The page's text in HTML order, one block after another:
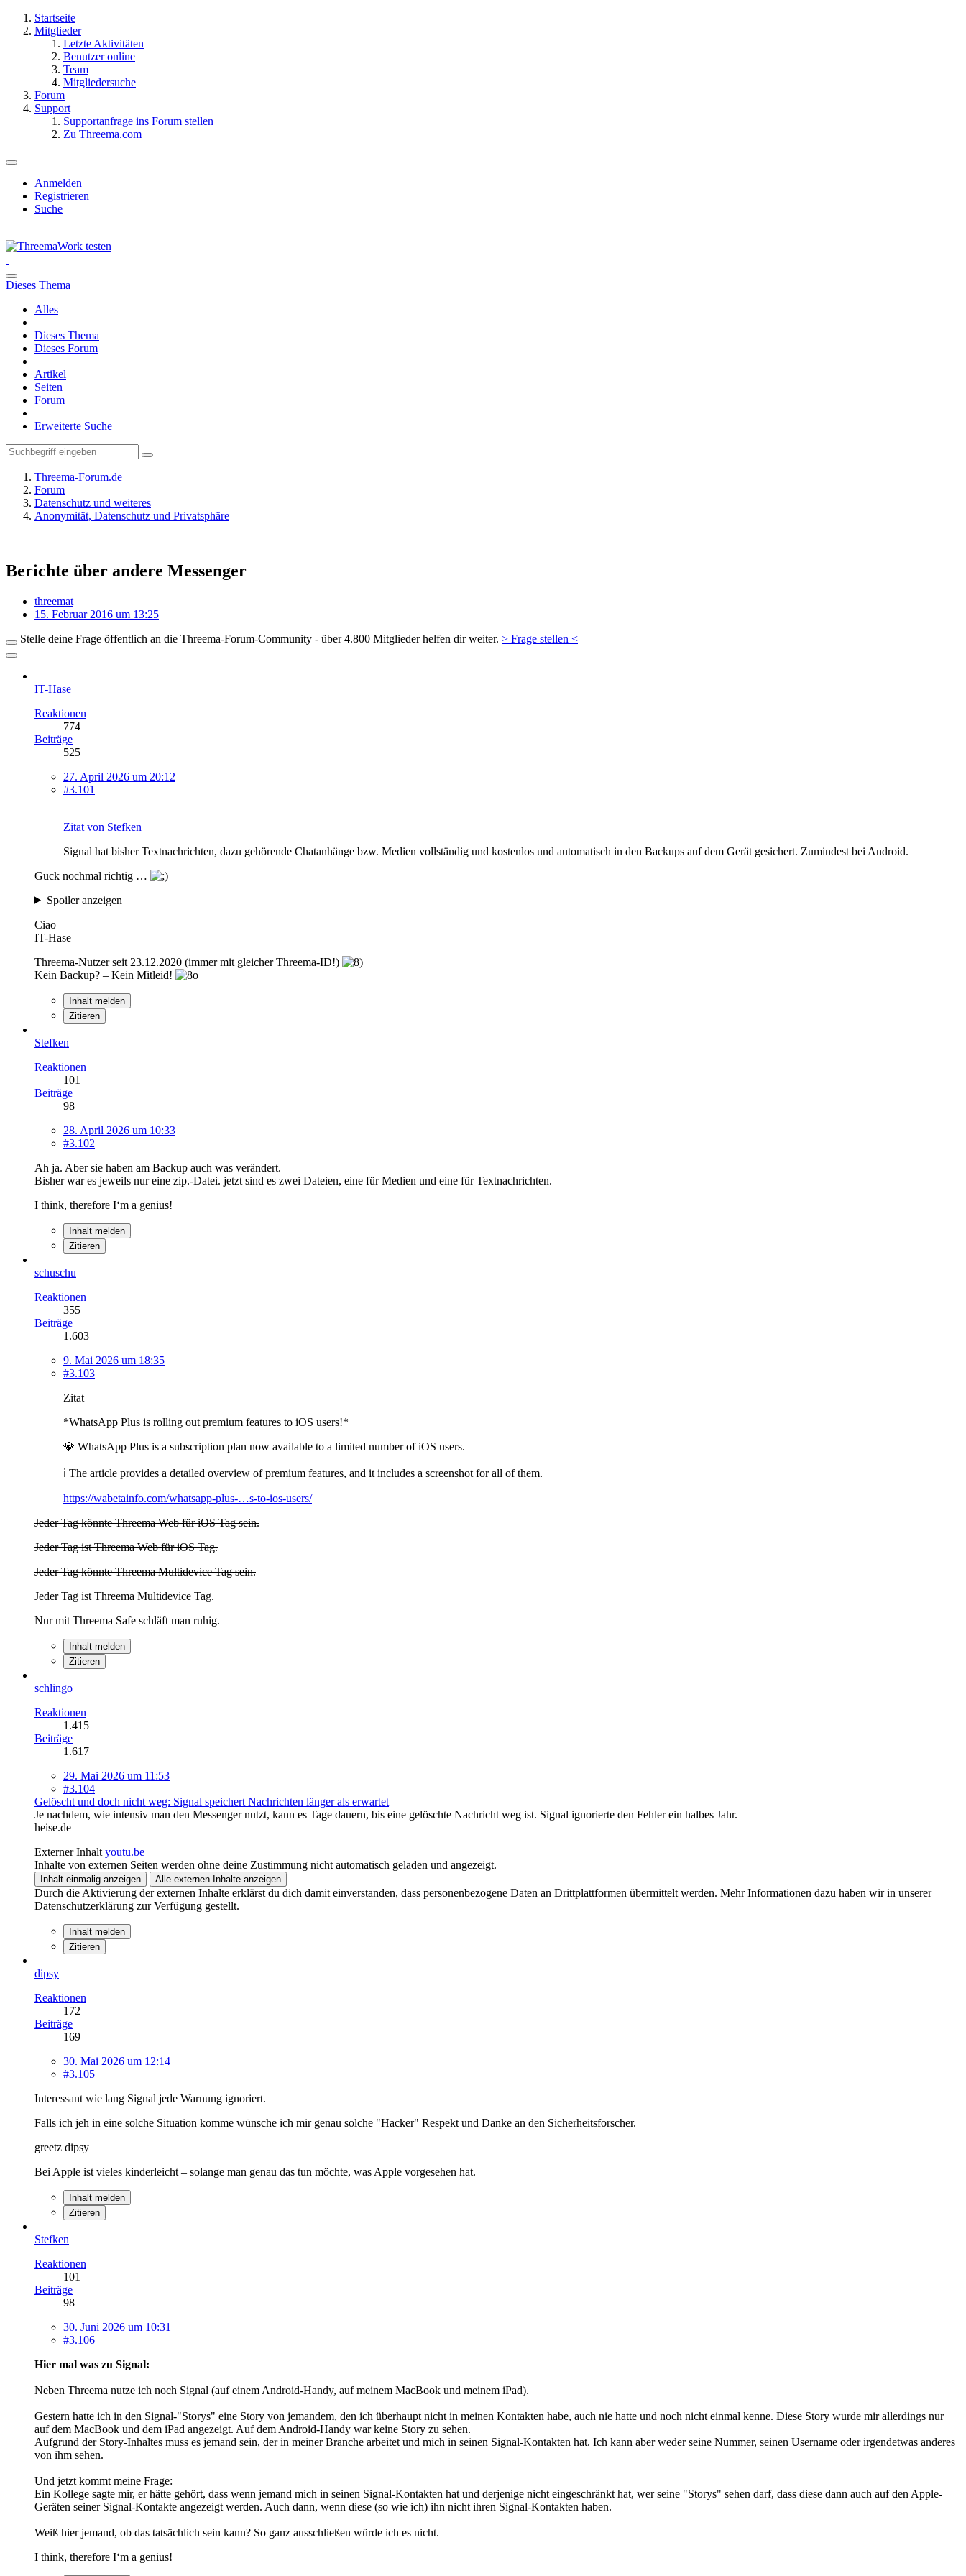
Startseite
Mitglieder
Letzte Aktivitäten
Benutzer online
Team
Mitgliedersuche
Forum
Support
Supportanfrage ins Forum stellen
Zu Threema.com
Anmelden
Registrieren
Suche
Dieses Thema
Alles
Dieses Thema
Dieses Forum
Artikel
Seiten
Forum
Erweiterte Suche
Threema-Forum.de
Forum
Datenschutz und weiteres
Anonymität, Datenschutz und Privatsphäre
Berichte über andere Messenger
threemat
15. Februar 2016 um 13:25
Stelle deine Frage öffentlich an die Threema-Forum-Community - über 4.800 Mitglieder helfen dir weiter. > Frage stellen <
IT-Hase
Reaktionen
774
Beiträge
525
27. April 2026 um 20:12
#3.101
Zitat von Stefken
Signal hat bisher Textnachrichten, dazu gehörende Chatanhänge bzw. Medien vollständig und kostenlos und automatisch in den Backups auf dem Gerät gesichert. Zumindest bei Android.
Guck nochmal richtig …
Spoiler anzeigen
Ciao
IT-Hase
Threema-Nutzer seit 23.12.2020 (immer mit gleicher Threema-ID!)
Kein Backup? – Kein Mitleid!
Inhalt melden
Zitieren
Stefken
Reaktionen
101
Beiträge
98
28. April 2026 um 10:33
#3.102
Ah ja. Aber sie haben am Backup auch was verändert.
Bisher war es jeweils nur eine zip.-Datei. jetzt sind es zwei Dateien, eine für Medien und eine für Textnachrichten.
I think, therefore I‘m a genius!
Inhalt melden
Zitieren
schuschu
Reaktionen
355
Beiträge
1.603
9. Mai 2026 um 18:35
#3.103
Zitat
*WhatsApp Plus is rolling out premium features to iOS users!*
💎 WhatsApp Plus is a subscription plan now available to a limited number of iOS users.
ℹ️ The article provides a detailed overview of premium features, and it includes a screenshot for all of them.
https://wabetainfo.com/whatsapp-plus-…s-to-ios-users/
Jeder Tag könnte Threema Web für iOS Tag sein.
Jeder Tag ist Threema Web für iOS Tag.
Jeder Tag könnte Threema Multidevice Tag sein.
Jeder Tag ist Threema Multidevice Tag.
Nur mit Threema Safe schläft man ruhig.
Inhalt melden
Zitieren
schlingo
Reaktionen
1.415
Beiträge
1.617
29. Mai 2026 um 11:53
#3.104
Gelöscht und doch nicht weg: Signal speichert Nachrichten länger als erwartet
Je nachdem, wie intensiv man den Messenger nutzt, kann es Tage dauern, bis eine gelöschte Nachricht weg ist. Signal ignorierte den Fehler ein halbes Jahr.
heise.de
Externer Inhalt youtu.be
Inhalte von externen Seiten werden ohne deine Zustimmung nicht automatisch geladen und angezeigt.
Inhalt einmalig anzeigen Alle externen Inhalte anzeigen
Durch die Aktivierung der externen Inhalte erklärst du dich damit einverstanden, dass personenbezogene Daten an Drittplattformen übermittelt werden. Mehr Informationen dazu haben wir in unserer
Datenschutzerklärung zur Verfügung gestellt.
Inhalt melden
Zitieren
dipsy
Reaktionen
172
Beiträge
169
30. Mai 2026 um 12:14
#3.105
Interessant wie lang Signal jede Warnung ignoriert.
Falls ich jeh in eine solche Situation komme wünsche ich mir genau solche "Hacker" Respekt und Danke an den Sicherheitsforscher.
greetz dipsy
Bei Apple ist vieles kinderleicht – solange man genau das tun möchte, was Apple vorgesehen hat.
Inhalt melden
Zitieren
Stefken
Reaktionen
101
Beiträge
98
30. Juni 2026 um 10:31
#3.106
Hier mal was zu Signal:
Neben Threema nutze ich noch Signal (auf einem Android-Handy, auf meinem MacBook und meinem iPad).
Gestern hatte ich in den Signal-"Storys" eine Story von jemandem, den ich überhaupt nicht in meinen Kontakten habe, auch nie hatte und noch nicht einmal kenne. Diese Story wurde mir allerdings nur
auf dem MacBook und dem iPad angezeigt. Auf dem Android-Handy war keine Story zu sehen.
Aufgrund der Story-Inhaltes muss es jemand sein, der in meiner Branche arbeitet und mich in seinen Signal-Kontakten hat. Ich kann aber weder seine Nummer, seinen Username oder irgendetwas anderes
von ihm sehen.
Und jetzt kommt meine Frage:
Ein Kollege sagte mir, er hätte gehört, dass wenn jemand mich in seinen Signal-Kontakten hat und derjenige nicht eingeschränkt hat, wer seine "Storys" sehen darf, dass diese dann auch auf den Apple-
Geräten seiner Signal-Kontakte angezeigt werden. Auch dann, wenn diese (so wie ich) ihn nicht ihren Signal-Kontakten haben.
Weiß hier jemand, ob das tatsächlich sein kann? So ganz ausschließen würde ich es nicht.
I think, therefore I‘m a genius!